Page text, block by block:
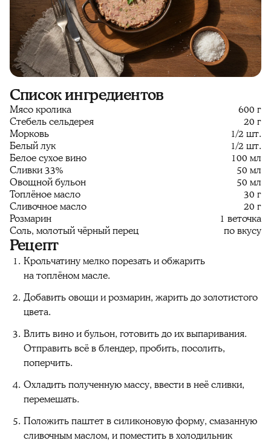
Список ингредиентов
Мясо кролика
600 г
Стебель сельдерея
20 г
Морковь
1/2 шт.
Белый лук
1/2 шт.
Белое сухое вино
100 мл
Сливки 33%
50 мл
Овощной бульон
50 мл
Топлёное масло
30 г
Сливочное масло
20 г
Розмарин
1 веточка
Соль, молотый чёрный перец
по вкусу
Рецепт
Крольчатину мелко порезать и обжарить
на топлёном масле.
Добавить овощи и розмарин, жарить до золотистого
цвета.
Влить вино и бульон, готовить до их выпаривания.
Отправить всё в блендер, пробить, посолить,
поперчить.
Охладить полученную массу, ввести в неё сливки,
перемешать.
Положить паштет в силиконовую форму, смазанную
сливочным маслом, и поместить в холодильник